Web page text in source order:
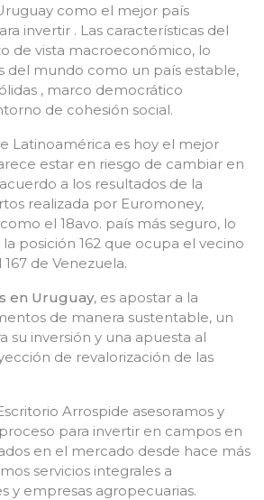
como el mejor país
invertir . Las características del
de vista macroeconómico, lo
del mundo como un país estable,
, marco democrático
de cohesión social.
Latinoamérica es hoy el mejor
estar en riesgo de cambiar en
a los resultados de la
realizada por Euromoney,
el 18avo. país más seguro, lo
posición 162 que ocupa el vecino
de Venezuela.
en Uruguay, es apostar a la
de manera sustentable, un
su inversión y una apuesta al
de revalorización de las
Arrospide asesoramos y
para invertir en campos en
en el mercado desde hace más
servicios integrales a
y empresas agropecuarias.